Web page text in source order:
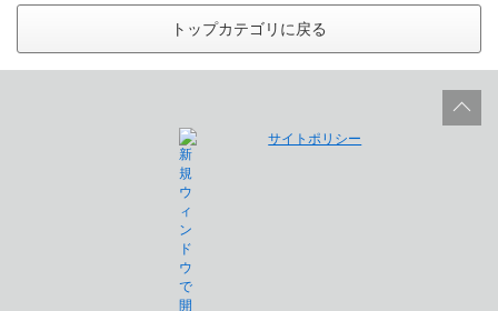
トップカテゴリに戻る
サイトポリシー